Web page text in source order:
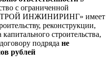
с ограниченной
ИНЖИНИРИНГ» имеет
реконструкции,
строительства,
подряда не
рублей